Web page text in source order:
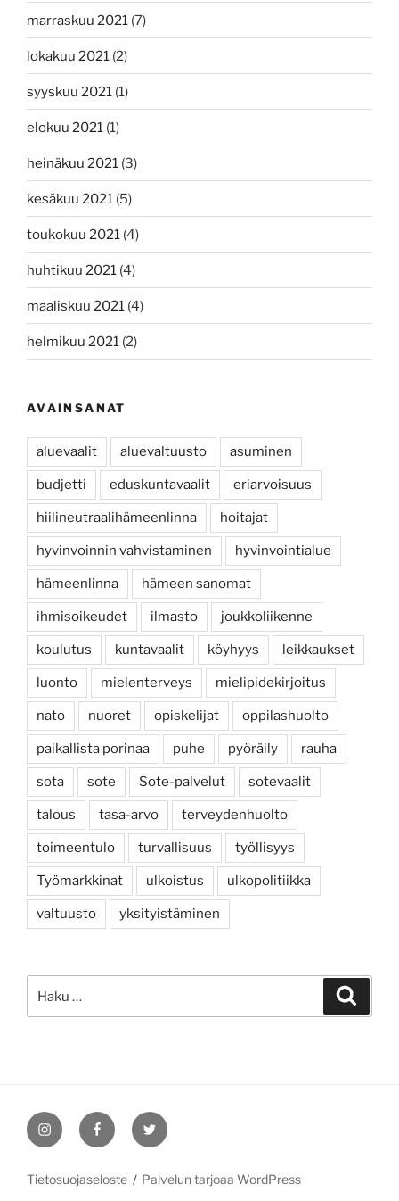
marraskuu 2021 (7)
lokakuu 2021 (2)
syyskuu 2021 (1)
elokuu 2021 (1)
heinäkuu 2021 (3)
kesäkuu 2021 (5)
toukokuu 2021 (4)
huhtikuu 2021 (4)
maaliskuu 2021 (4)
helmikuu 2021 (2)
AVAINSANAT
aluevaalit aluevaltuusto asuminen
budjetti eduskuntavaalit eriarvoisuus
hiilineutraalihämeenlinna hoitajat
hyvinvoinnin vahvistaminen hyvinvointialue
hämeenlinna hämeen sanomat
ihmisoikeudet ilmasto joukkoliikenne
koulutus kuntavaalit köyhyys leikkaukset
luonto mielenterveys mielipidekirjoitus
nato nuoret opiskelijat oppilashuolto
paikallista porinaa puhe pyöräily rauha
sota sote Sote-palvelut sotevaalit
talous tasa-arvo terveydenhuolto
toimeentulo turvallisuus työllisyys
Työmarkkinat ulkoistus ulkopolitiikka
valtuusto yksityistäminen
InstagramFacebookTwitter
Tietosuojaseloste Palvelun tarjoaa WordPress